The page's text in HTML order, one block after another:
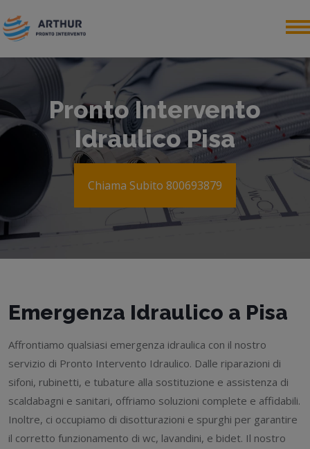
Pronto Intervento
Idraulico Pisa
Chiama Subito 800693879
Emergenza Idraulico a Pisa
Affrontiamo qualsiasi emergenza idraulica con il nostro
servizio di Pronto Intervento Idraulico. Dalle riparazioni di
sifoni, rubinetti, e tubature alla sostituzione e assistenza di
scaldabagni e sanitari, offriamo soluzioni complete e affidabili.
Inoltre, ci occupiamo di disotturazioni e spurghi per garantire
il corretto funzionamento di wc, lavandini, e bidet. Il nostro